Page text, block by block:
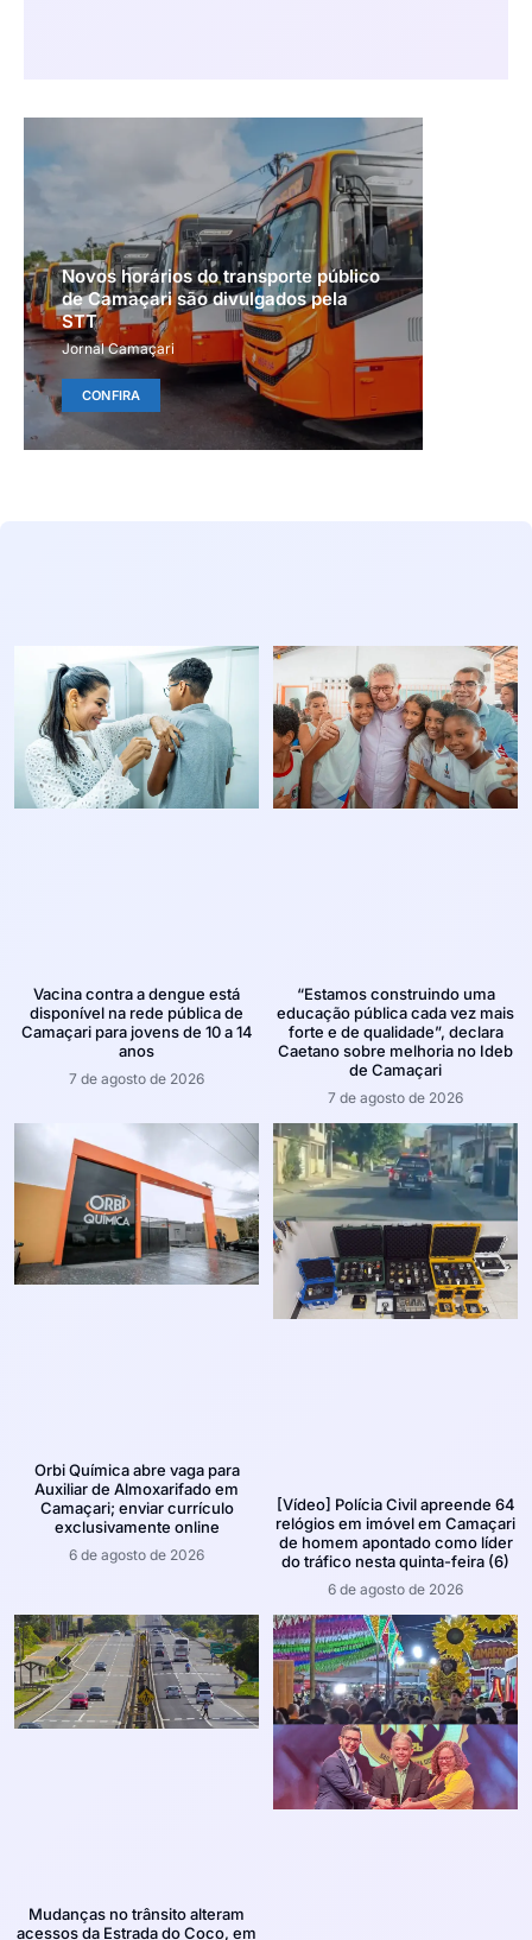
Novos horários do transporte público
de Camaçari são divulgados pela
STT
Jornal Camaçari
CONFIRA
Vacina contra a dengue está
disponível na rede pública de
Camaçari para jovens de 10 a 14
anos
7 de agosto de 2026
“Estamos construindo uma
educação pública cada vez mais
forte e de qualidade”, declara
Caetano sobre melhoria no Ideb
de Camaçari
7 de agosto de 2026
Orbi Química abre vaga para
Auxiliar de Almoxarifado em
Camaçari; enviar currículo
exclusivamente online
6 de agosto de 2026
[Vídeo] Polícia Civil apreende 64
relógios em imóvel em Camaçari
de homem apontado como líder
do tráfico nesta quinta-feira (6)
6 de agosto de 2026
Mudanças no trânsito alteram
acessos da Estrada do Coco, em